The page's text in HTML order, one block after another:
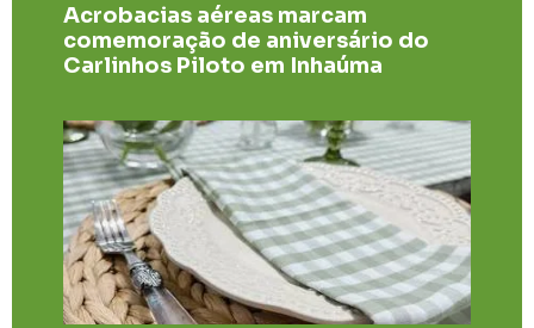
Acrobacias aéreas marcam
comemoração de aniversário do
Carlinhos Piloto em Inhaúma